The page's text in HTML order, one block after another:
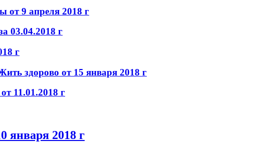
от 9 апреля 2018 г
03.04.2018 г
г
здорово от 15 января 2018 г
11.01.2018 г
января 2018 г